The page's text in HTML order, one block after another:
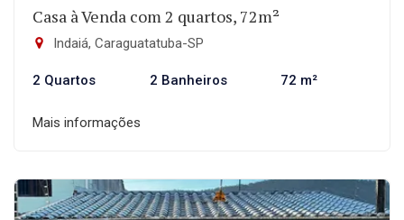
Casa à Venda com 2 quartos, 72m²
Indaiá, Caraguatatuba-SP
2 Quartos 2 Banheiros 72 m²
Mais informações